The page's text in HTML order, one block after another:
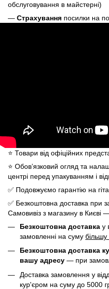
обслуговування в майстерні)
— Страхування посилки на
⭐️ Товари від офіційних
⭐️ Обов’язковий огляд та
центрі перед упакуванням і
✅ Подовжуємо гарантію на
✅ Безкоштовна доставка при
Самовивіз з магазину в Києві
Безкоштовна доставка у
замовленні на суму більшу
Безкоштовна доставка
вашу адресу — при
Доставка замовлення у
кур'єром на суму до 5000